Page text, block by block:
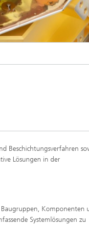
Beschichtungsverfahren
Lösungen in der
Komponenten
Systemlösungen zu